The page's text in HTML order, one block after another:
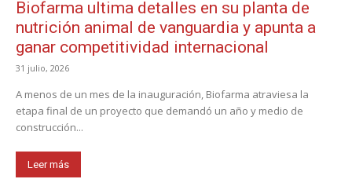
Biofarma ultima detalles en su planta de
nutrición animal de vanguardia y apunta a
ganar competitividad internacional
31 julio, 2026
A menos de un mes de la inauguración, Biofarma atraviesa la
etapa final de un proyecto que demandó un año y medio de
construcción...
Leer más